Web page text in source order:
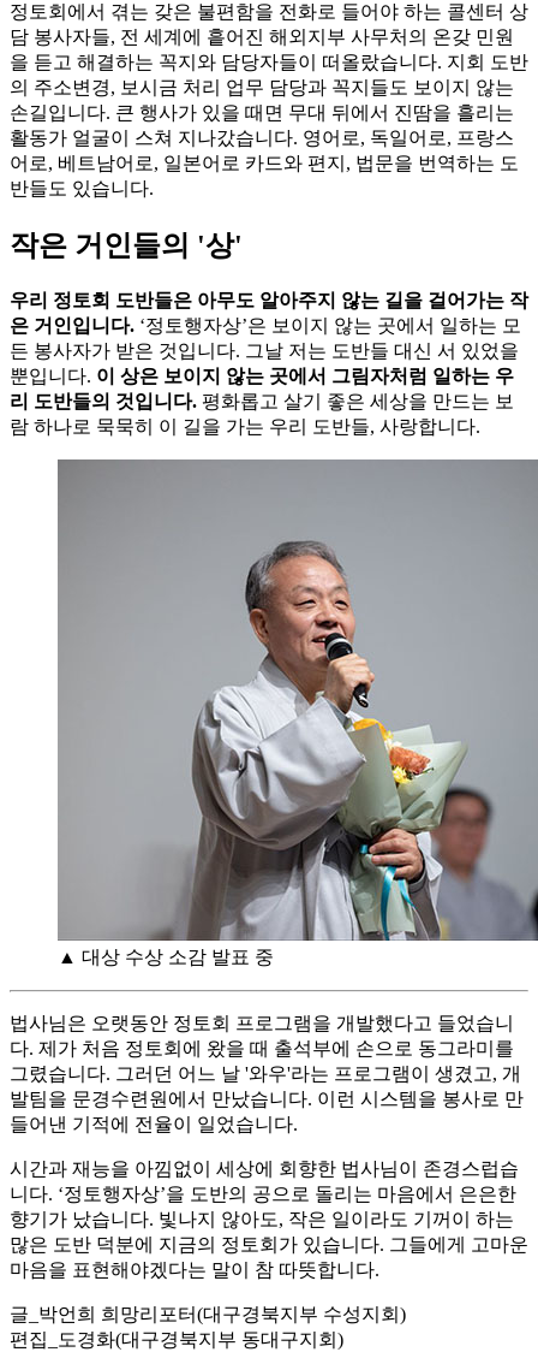
정토회에서 겪는 갖은 불편함을 전화로 들어야 하는 콜센터 상
담 봉사자들, 전 세계에 흩어진 해외지부 사무처의 온갖 민원
을 듣고 해결하는 꼭지와 담당자들이 떠올랐습니다. 지회 도반
의 주소변경, 보시금 처리 업무 담당과 꼭지들도 보이지 않는
손길입니다. 큰 행사가 있을 때면 무대 뒤에서 진땀을 흘리는
활동가 얼굴이 스쳐 지나갔습니다. 영어로, 독일어로, 프랑스
어로, 베트남어로, 일본어로 카드와 편지, 법문을 번역하는 도
반들도 있습니다.
작은 거인들의 '상'
우리 정토회 도반들은 아무도 알아주지 않는 길을 걸어가는 작
은 거인입니다. ‘정토행자상’은 보이지 않는 곳에서 일하는 모
든 봉사자가 받은 것입니다. 그날 저는 도반들 대신 서 있었을
뿐입니다. 이 상은 보이지 않는 곳에서 그림자처럼 일하는 우
리 도반들의 것입니다. 평화롭고 살기 좋은 세상을 만드는 보
람 하나로 묵묵히 이 길을 가는 우리 도반들, 사랑합니다.
▲ 대상 수상 소감 발표 중
법사님은 오랫동안 정토회 프로그램을 개발했다고 들었습니
다. 제가 처음 정토회에 왔을 때 출석부에 손으로 동그라미를
그렸습니다. 그러던 어느 날 '와우'라는 프로그램이 생겼고, 개
발팀을 문경수련원에서 만났습니다. 이런 시스템을 봉사로 만
들어낸 기적에 전율이 일었습니다.
시간과 재능을 아낌없이 세상에 회향한 법사님이 존경스럽습
니다. ‘정토행자상’을 도반의 공으로 돌리는 마음에서 은은한
향기가 났습니다. 빛나지 않아도, 작은 일이라도 기꺼이 하는
많은 도반 덕분에 지금의 정토회가 있습니다. 그들에게 고마운
마음을 표현해야겠다는 말이 참 따뜻합니다.
글_박언희 희망리포터(대구경북지부 수성지회)
편집_도경화(대구경북지부 동대구지회)